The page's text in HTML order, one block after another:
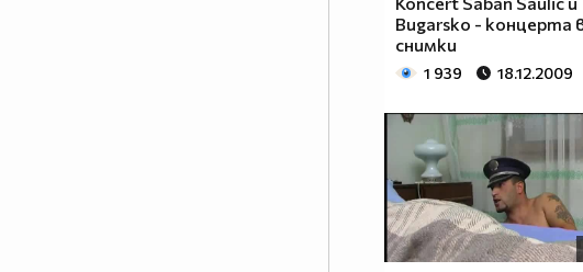
Bugarsko - концерта
снимки
1 939 18.12.2009